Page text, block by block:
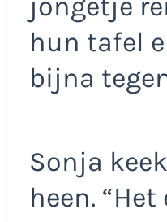
hun tafel
bijna
Sonja
heen.